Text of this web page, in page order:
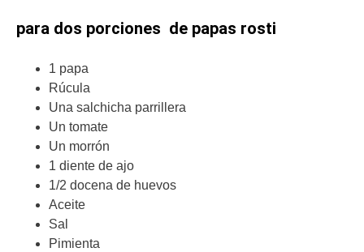
para dos porciones de papas rosti
1 papa
Rúcula
Una salchicha parrillera
Un tomate
Un morrón
1 diente de ajo
1/2 docena de huevos
Aceite
Sal
Pimienta